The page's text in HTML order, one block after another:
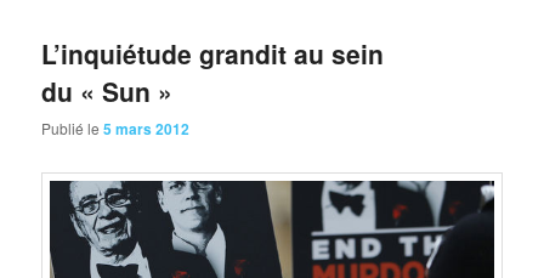
L’inquiétude grandit au sein
du « Sun »
Publié le5 mars 2012